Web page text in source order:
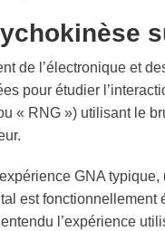
de l’électronique et
pour étudier
« RNG ») utilisant le
GNA
est fonctionnellement
l’expérience